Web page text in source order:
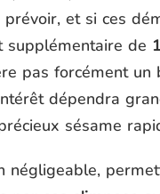
et si ces
supplémentaire de
pas forcément un
dépendra
sésame
négligeable,